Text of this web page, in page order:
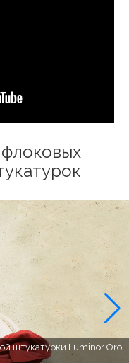
штукатурки Luminor Oro